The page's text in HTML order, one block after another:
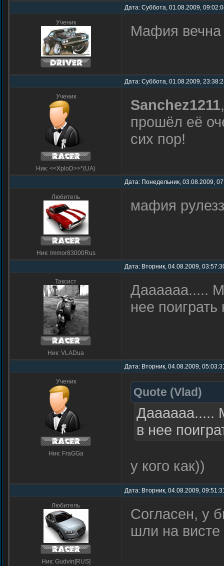
Дата: Суббота, 01.08.2009,
Ученик Мафия
Дата: Суббота, 01.08.2009,
Ученик
Ник: <<XploD>>*(UA)
Sanchez1211
прошёл её
сих пор!
Дата: Понедельник, 03.08.2009,
Любитель
Ник: Immor83000Rus
мафия рулезз
Дата: Вторник, 04.08.2009,
Таксист
Ник: VLADua
Даааааа.....
нее
Дата: Вторник, 04.08.2009,
Ученик
Ник: FraGGa
Quote (Vlad)
Даааааа.....
в нее
у кого как))
Дата: Вторник, 04.08.2009,
Любитель
Ник: Gudvin[RUS]
Согласен, у
шли на висте